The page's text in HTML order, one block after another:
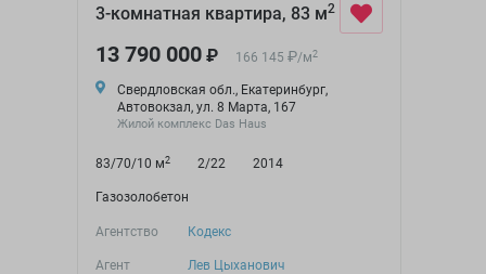
3-комнатная квартира, 83 м2
13 790 000₽ 166 145 ₽/м2
Свердловская обл., Екатеринбург,
Автовокзал, ул. 8 Марта, 167
Жилой комплекс Das Haus
83/70/10 м2 2/22 2014
Газозолобетон
Агентство Кодекс
Агент Лев Цыханович